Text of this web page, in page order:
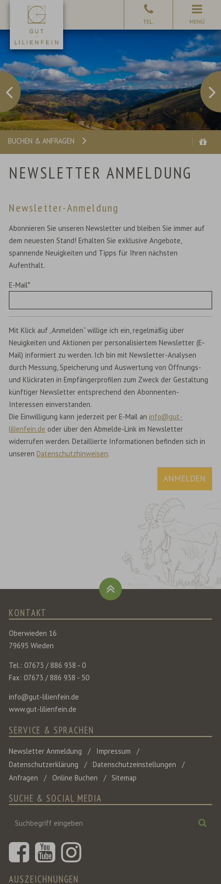
MENÜ
BUCHEN & ANFRAGEN
NEWSLETTER ANMELDUNG
Newsletter-Anmeldung
Abonnieren Sie unseren Newsletter und bleiben Sie immer auf
dem neuesten Stand! Erhalten Sie exklusive Angebote,
spannende Neuigkeiten und Tipps für Ihren nächsten
Aufenthalt.
E-Mail*
Mit Klick auf „Anmelden“ willige ich ein, regelmäßig über
Neuigkeiten und Aktionen per personalisiertem Newsletter (E-
Mail) informiert zu werden. Ich bin mit Newsletter-Analysen
durch Messung, Speicherung und Auswertung von Öffnungs-
und Klickraten in Empfängerprofilen zum Zweck der Gestaltung
künftiger Newsletter entsprechend den Abonnenten-
Interessen einverstanden.
Die Einwilligung kann jederzeit per E-Mail an info@gut-
lilienfein.de oder über den Abmelde-Link im Newsletter
widerrufen werden.Detaillierte Informationen befinden sich in
unseren Datenschutzhinweisen.
ANMELDEN
KONTAKT
Oberwieden 16
79695 Wieden
Tel.: 07673 / 886 938 - 0
Fax: 07673 / 886 938 - 50
info@gut-lilienfein.de
www.gut-lilienfein.de
SERVICE & SPRACHEN
Newsletter Anmeldung
Impressum
Datenschutzerklärung
Datenschutzeinstellungen
Anfragen
Online Buchen Sitemap
SUCHE & SOCIAL MEDIA
Suchbegriff
AUSZEICHNUNGEN